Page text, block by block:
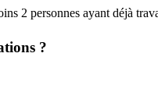
2 personnes ayant déjà
?